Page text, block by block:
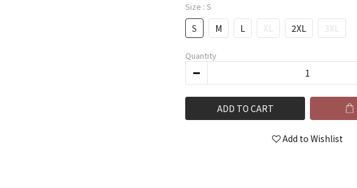
Size : S
S M L XL 2XL 3XL
Quantity
ADD TO CART
Add to Wishlist